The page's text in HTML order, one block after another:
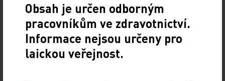
Obsah je určen odborným
pracovníkům ve zdravotnictví.
Informace nejsou určeny pro
laickou veřejnost.